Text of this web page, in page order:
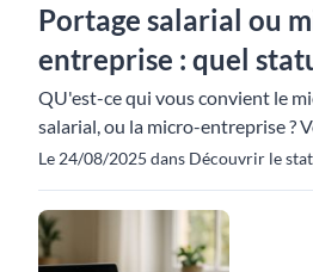
Portage salarial ou
entreprise : quel
QU'est-ce qui vous convient le
salarial, ou la micro-entreprise ?
Le 24/08/2025 dans Découvrir le